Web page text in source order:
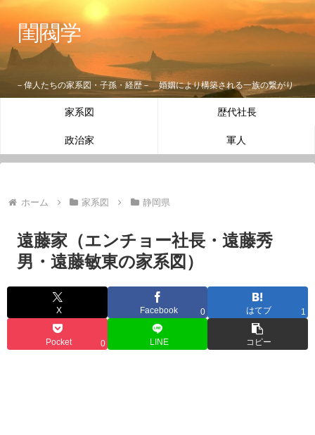
閨閥学
－偉人たちの家系図・子孫・経歴－ 婚姻により構築される一族の繋がり
家系図 歴代社長
政治家 軍人
ホーム 家系図 静岡県
遠藤家（エンチョー社長・遠藤秀
男・遠藤敏東の家系図）
X Facebook 0 はてブ 1
Pocket 0 LINE コピー